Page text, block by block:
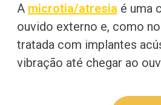
A microtia/atresia é uma
ouvido externo e, como
tratada com implantes
vibração até chegar ao